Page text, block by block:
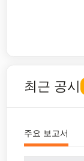
최근 공시
주요 보고서